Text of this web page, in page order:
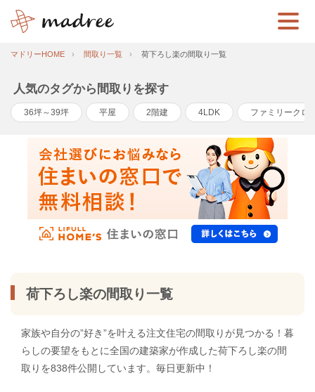
マドリーHOME 間取り一覧 荷下ろし楽の間取り一覧
人気のタグから間取りを探す
36坪～39坪 平屋 2階建 4LDK ファミリークロ
荷下ろし楽の間取り一覧
家族や自分の”好き”を叶える注文住宅の間取りが見つかる！暮
らしの要望をもとに全国の建築家が作成した荷下ろし楽の間
取りを838件公開しています。毎日更新中！